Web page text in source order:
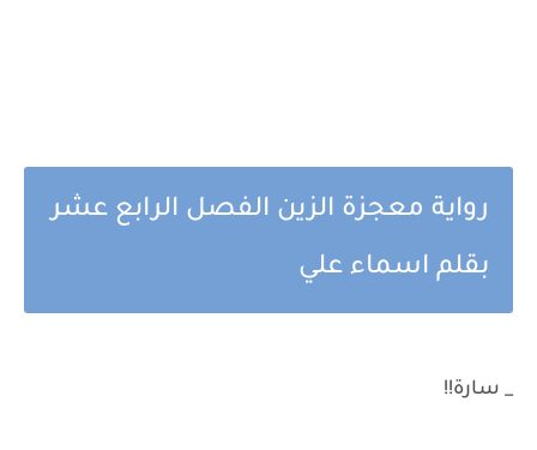
رواية معجزة الزين الفصل الرابع عشر
بقلم اسماء علي
_ سارة!!